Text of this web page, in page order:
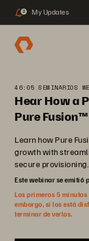
2 My Updates
46:05 SEMINARIOS
Hear How a
Pure
Learn how Pure
growth with
secure provisioning.
Este webinar se emitió
Los primeros 5
embargo, si los está
terminar de verlos.